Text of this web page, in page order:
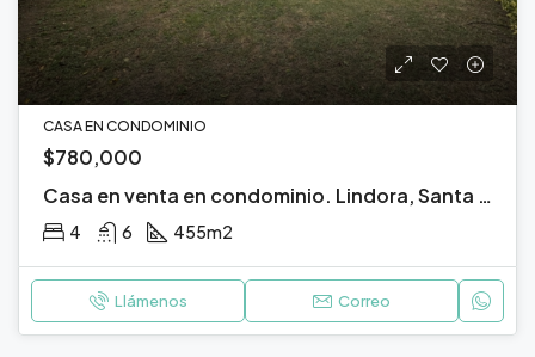
CASA EN CONDOMINIO
$780,000
Casa en venta en condominio. Lindora, Santa Ana, San José.
4 6 455m2
Llámenos Correo